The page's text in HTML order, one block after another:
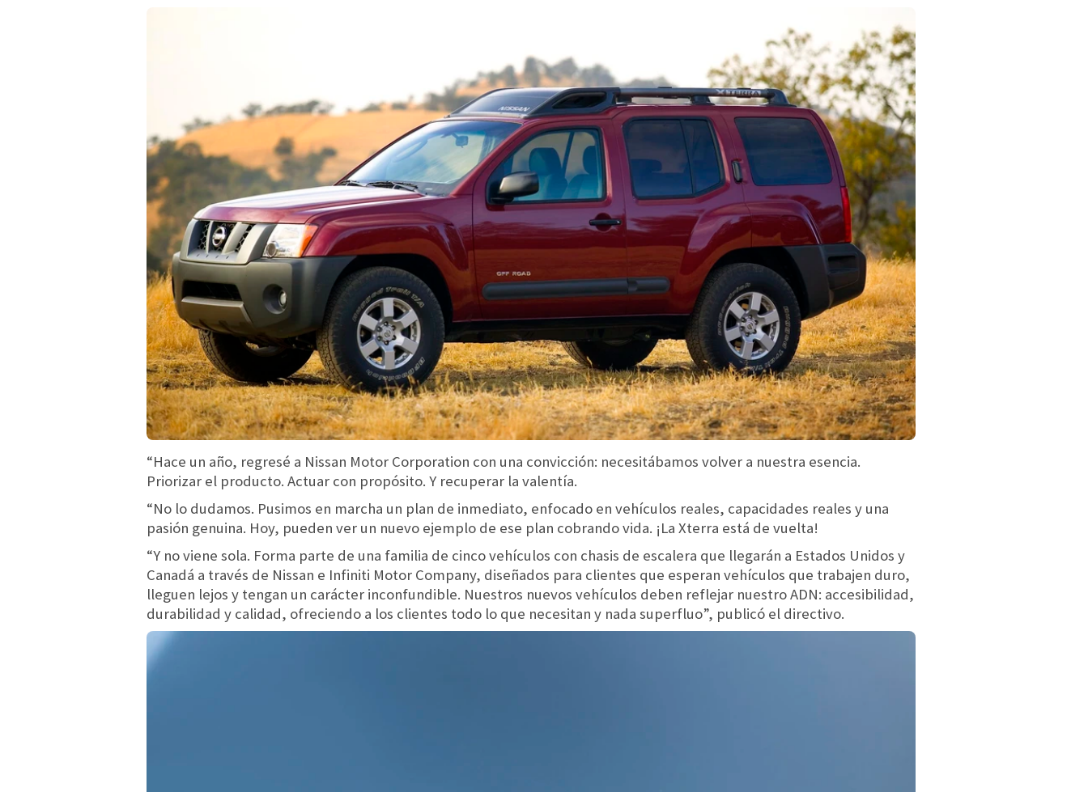
“Hace un año, regresé a Nissan Motor Corporation con una convicción: necesitábamos volver a nuestra esencia.
Priorizar el producto. Actuar con propósito. Y recuperar la valentía.
“No lo dudamos. Pusimos en marcha un plan de inmediato, enfocado en vehículos reales, capacidades reales y una
pasión genuina. Hoy, pueden ver un nuevo ejemplo de ese plan cobrando vida. ¡La Xterra está de vuelta!
“Y no viene sola. Forma parte de una familia de cinco vehículos con chasis de escalera que llegarán a Estados Unidos y
Canadá a través de Nissan e Infiniti Motor Company, diseñados para clientes que esperan vehículos que trabajen duro,
lleguen lejos y tengan un carácter inconfundible. Nuestros nuevos vehículos deben reflejar nuestro ADN: accesibilidad,
durabilidad y calidad, ofreciendo a los clientes todo lo que necesitan y nada superfluo”, publicó el directivo.